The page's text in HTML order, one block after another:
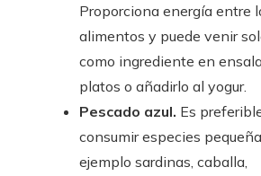
Proporciona energía entre
alimentos y puede venir
como ingrediente en
platos o añadirlo al yogur.
Pescado azul. Es
consumir especies
ejemplo sardinas, caballa,